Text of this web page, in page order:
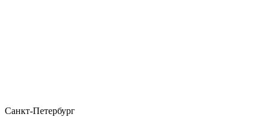
Санкт-Петербург